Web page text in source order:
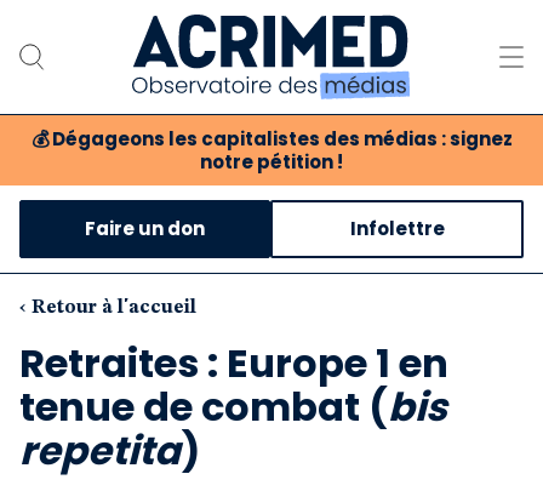
💰 Dégageons les capitalistes des médias : signez
notre pétition !
Notre association
Notre critique des médias
Nos propositions
Notre revue
Boutique
Faire un don Infolettre
‹ Retour à l'accueil
Retraites : Europe 1 en
tenue de combat (bis
repetita)